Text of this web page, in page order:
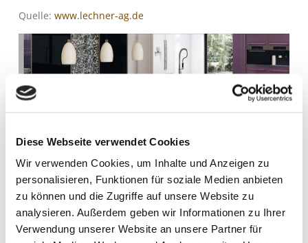
Diese Webseite verwendet Cookies
Wir verwenden Cookies, um Inhalte und Anzeigen zu
personalisieren, Funktionen für soziale Medien anbieten
zu können und die Zugriffe auf unsere Website zu
analysieren. Außerdem geben wir Informationen zu Ihrer
Verwendung unserer Website an unsere Partner für
Quelle: www.lechner-ag.de